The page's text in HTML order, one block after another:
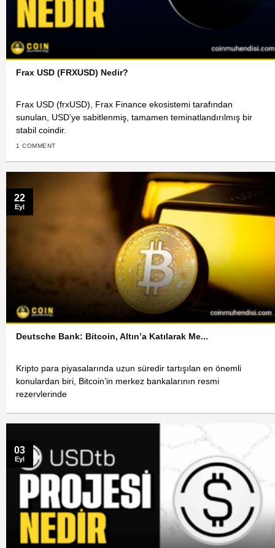
Frax USD (FRXUSD) Nedir?
Frax USD (frxUSD), Frax Finance ekosistemi tarafından
sunulan, USD’ye sabitlenmiş, tamamen teminatlandırılmış bir
stabil coindir.
1 COMMENT
Deutsche Bank: Bitcoin, Altın’a Katılarak Me...
Kripto para piyasalarında uzun süredir tartışılan en önemli
konulardan biri, Bitcoin’in merkez bankalarının resmi
rezervlerinde
22
Eyl
03
Eyl